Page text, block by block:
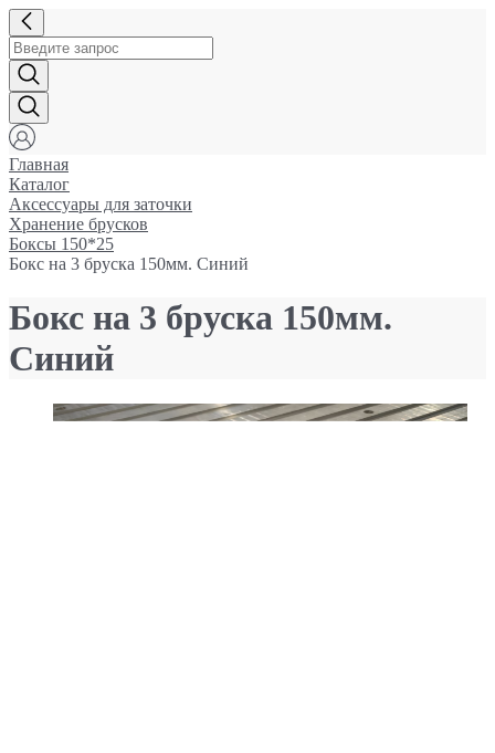
Главная
Каталог
Аксессуары для заточки
Хранение брусков
Боксы 150*25
Бокс на 3 бруска 150мм. Синий
Бокс на 3 бруска 150мм.
Синий